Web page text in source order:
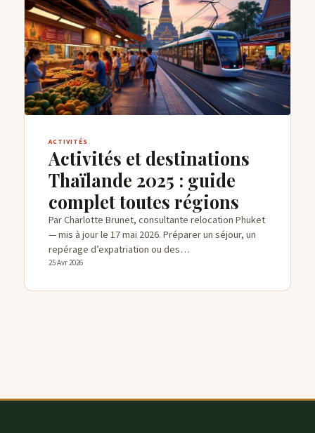
BLOG
CONTACTS
ACTIVITÉS
Activités et destinations
Thaïlande 2025 : guide
complet toutes régions
Par Charlotte Brunet, consultante relocation Phuket
— mis à jour le 17 mai 2026. Préparer un séjour, un
repérage d’expatriation ou des…
25 Avr 2026